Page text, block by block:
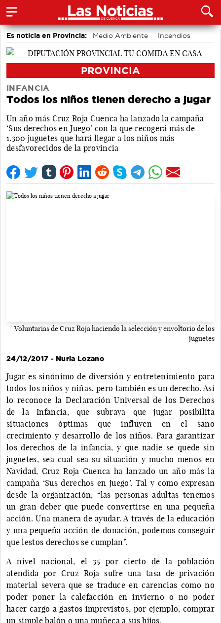
Es noticia en Provincia: Medio Ambiente Incendios
PROVINCIA
INFANCIA
Todos los niños tienen derecho a jugar
Un año más Cruz Roja Cuenca ha lanzado la campaña
‘Sus derechos en Juego’ con la que recogerá más de
1.300 juguetes que hará llegar a los niños más
desfavorecidos de la provincia
Voluntarias de Cruz Roja haciendo la selección y envoltorio de los
juguetes
24/12/2017 - Nuria Lozano
Jugar es sinónimo de diversión y entretenimiento para
todos los niños y niñas, pero también es un derecho. Así
lo reconoce la Declaración Universal de los Derechos
de la Infancia, que subraya que jugar posibilita
situaciones óptimas que influyen en el sano
crecimiento y desarrollo de los niños. Para garantizar
los derechos de la infancia, y que nadie se quede sin
juguetes, sea cual sea su situación y mucho menos en
Navidad, Cruz Roja Cuenca ha lanzado un año más la
campaña ‘Sus derechos en juego’. Tal y como expresan
desde la organización, “las personas adultas tenemos
un gran deber que puede convertirse en una pequeña
acción. Una manera de ayudar. A través de la educación
y una pequeña acción de donación, podemos conseguir
que lestos derechos se cumplan”.
A nivel nacional, el 35 por cierto de la población
atendida por Cruz Roja sufre una tasa de privación
material severa que se traduce en carencias como no
poder poner la calefacción en invierno o no poder
hacer cargo a gastos imprevistos, por ejemplo, comprar
un simple balón o una muñeca a sus hijos.